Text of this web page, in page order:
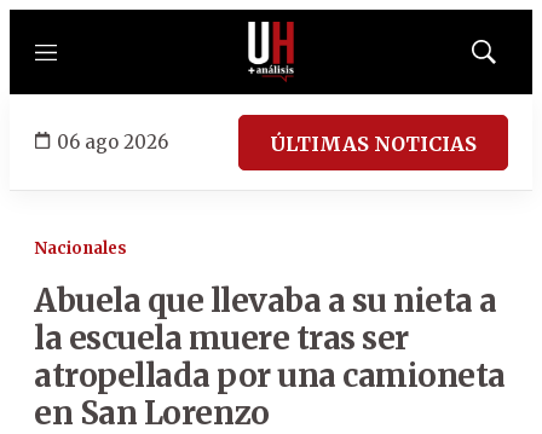
Menú
Mostrar
06 ago 2026 ÚLTIMAS NOTICIAS
Nacionales
Abuela que llevaba a su nieta a
la escuela muere tras ser
atropellada por una camioneta
en San Lorenzo